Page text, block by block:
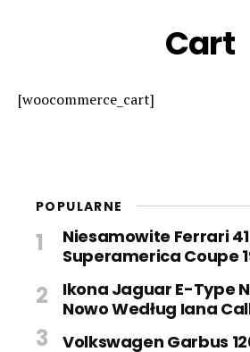
Cart
[woocommerce_cart]
POPULARNE
Niesamowite Ferrari
Superamerica Coupe
Ikona Jaguar E-Type
Nowo Według Iana
Volkswagen Garbus